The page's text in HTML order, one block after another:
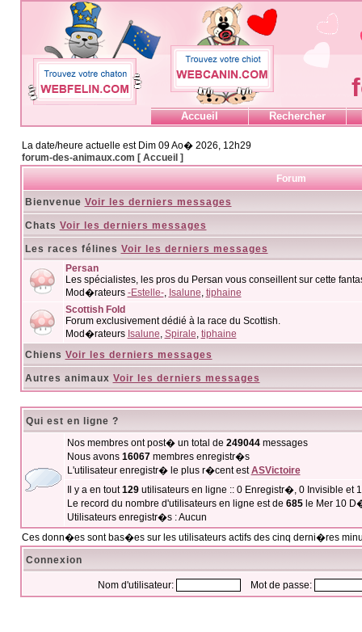
Accueil Rechercher
La date/heure actuelle est Dim 09 Ao� 2026, 12h29
forum-des-animaux.com [ Accueil ]
Forum
Bienvenue Voir les derniers messages
Chats Voir les derniers messages
Les races félines Voir les derniers messages
Persan
Les spécialistes, les pros du Persan vous conseillent sur cette
Mod�rateurs -Estelle-, Isalune, tiphaine
Scottish Fold
Forum exclusivement dédié à la race du Scottish.
Mod�rateurs Isalune, Spirale, tiphaine
Chiens Voir les derniers messages
Autres animaux Voir les derniers messages
Qui est en ligne ?
Nos membres ont post� un total de 249044messages
Nous avons 16067membres enregistr�s
L'utilisateur enregistr� le plus r�cent estASVictoire
Il y a en tout129utilisateurs en ligne :: 0 Enregistr�, 0 Invisible
Le record du nombre d'utilisateurs en ligne est de 685le Mer 10
Utilisateurs enregistr�s : Aucun
Ces donn�es sont bas�es sur les utilisateurs actifs des cinq derni�res
Connexion
Nom d'utilisateur: Mot de passe: